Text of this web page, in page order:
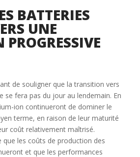
BATTERIES
UNE
de souligner que la transition vers
se fera pas du jour au lendemain. En
ion continueront de dominer le
terme, en raison de leur maturité
coût relativement maîtrisé.
que les coûts de production des
et que les performances